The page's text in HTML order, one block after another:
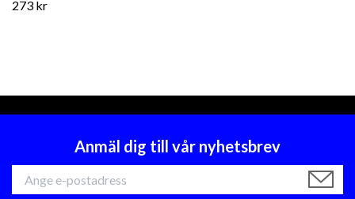
273 kr
Anmäl dig till vår nyhetsbrev